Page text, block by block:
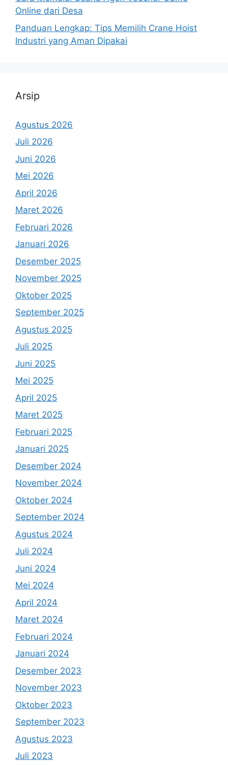
Online dari Desa
Panduan Lengkap: Tips Memilih Crane Hoist
Industri yang Aman Dipakai
Arsip
Agustus 2026
Juli 2026
Juni 2026
Mei 2026
April 2026
Maret 2026
Februari 2026
Januari 2026
Desember 2025
November 2025
Oktober 2025
September 2025
Agustus 2025
Juli 2025
Juni 2025
Mei 2025
April 2025
Maret 2025
Februari 2025
Januari 2025
Desember 2024
November 2024
Oktober 2024
September 2024
Agustus 2024
Juli 2024
Juni 2024
Mei 2024
April 2024
Maret 2024
Februari 2024
Januari 2024
Desember 2023
November 2023
Oktober 2023
September 2023
Agustus 2023
Juli 2023